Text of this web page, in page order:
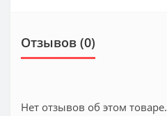
Отзывов (0)
Нет отзывов об этом товаре.